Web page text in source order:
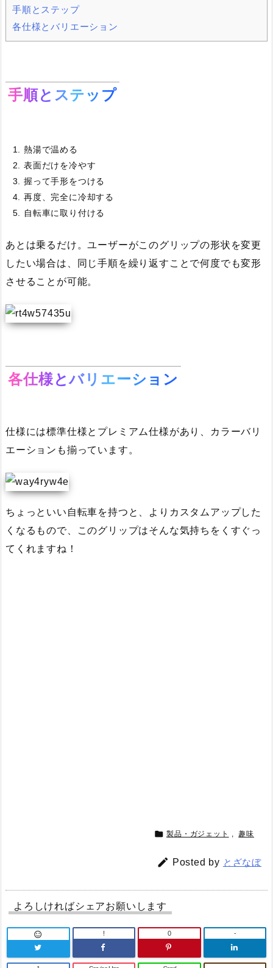
手順とステップ
各仕様とバリエーション
手順とステップ
熱湯で温める
表面だけを冷やす
握って手形をつける
再度、完全に冷却する
自転車に取り付ける
あとは乗るだけ。ユーザーがこのグリップの形状を変更
したい場合は、同じ手順を繰り返すことで何度でも変形
させることが可能。
各仕様とバリエーション
仕様には標準仕様とプレミアム仕様があり、カラーバリ
エーションも揃っています。
ちょっといい自転車を持つと、よりカスタムアップした
くなるもので、このグリップはそんな気持ちをくすぐっ
てくれますね！
 製品・ガジェット , 趣味
 Posted by とざなぼ
よろしければシェアお願いします
 ! 0 -